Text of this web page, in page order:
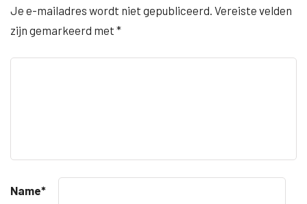
Je e-mailadres wordt niet gepubliceerd. Vereiste velden
zijn gemarkeerd met *
Name*